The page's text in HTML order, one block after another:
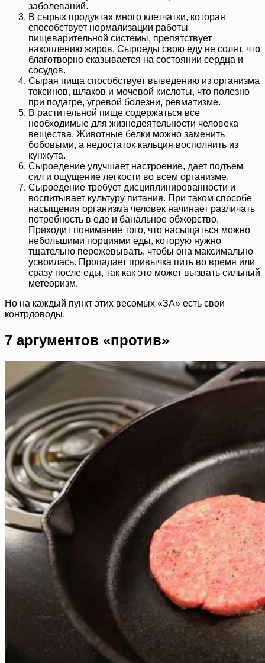
заболеваний.
В сырых продуктах много клетчатки, которая
способствует нормализации работы
пищеварительной системы, препятствует
накоплению жиров. Сыроеды свою еду не солят, что
благотворно сказывается на состоянии сердца и
сосудов.
Сырая пища способствует выведению из организма
токсинов, шлаков и мочевой кислоты, что полезно
при подагре, угревой болезни, ревматизме.
В растительной пище содержаться все
необходимые для жизнедеятельности человека
вещества. Животные белки можно заменить
бобовыми, а недостаток кальция восполнить из
кунжута.
Сыроедение улучшает настроение, дает подъем
сил и ощущение легкости во всем организме.
Сыроедение требует дисциплинированности и
воспитывает культуру питания. При таком способе
насыщения организма человек начинает различать
потребность в еде и банальное обжорство.
Приходит понимание того, что насыщаться можно
небольшими порциями еды, которую нужно
тщательно пережевывать, чтобы она максимально
усвоилась. Пропадает привычка пить во время или
сразу после еды, так как это может вызвать сильный
метеоризм.
Но на каждый пункт этих весомых «ЗА» есть свои
контрдоводы.
7 аргументов «против»